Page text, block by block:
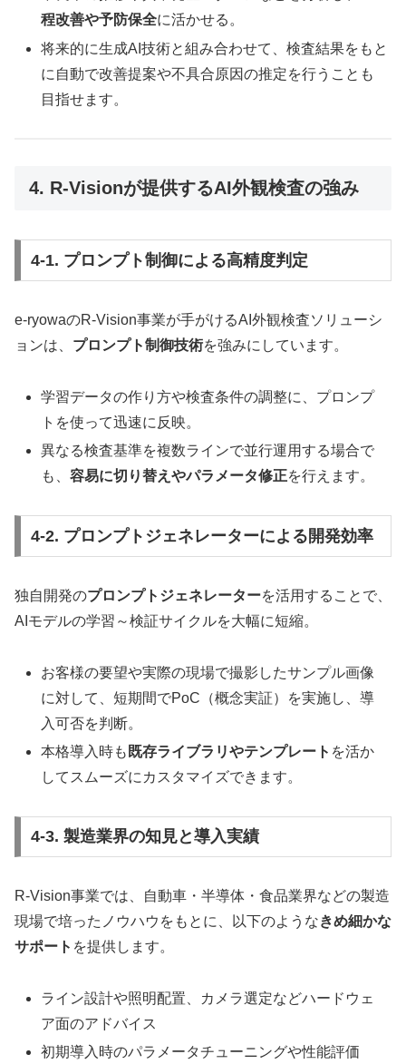
程改善や予防保全に活かせる。
将来的に生成AI技術と組み合わせて、検査結果をもと
に自動で改善提案や不具合原因の推定を行うことも
目指せます。
4. R-Visionが提供するAI外観検査の強み
4-1. プロンプト制御による高精度判定
e-ryowaのR-Vision事業が手がけるAI外観検査ソリューシ
ョンは、 プロンプト制御技術を強みにしています。
学習データの作り方や検査条件の調整に、プロンプ
トを使って迅速に反映。
異なる検査基準を複数ラインで並行運用する場合で
も、容易に切り替えやパラメータ修正を行えます。
4-2. プロンプトジェネレーターによる開発効率
独自開発のプロンプトジェネレーターを活用することで、
AIモデルの学習～検証サイクルを大幅に短縮。
お客様の要望や実際の現場で撮影したサンプル画像
に対して、短期間でPoC（概念実証）を実施し、導
入可否を判断。
本格導入時も 既存ライブラリやテンプレート を活か
してスムーズにカスタマイズできます。
4-3. 製造業界の知見と導入実績
R-Vision事業では、自動車・半導体・食品業界などの製造
現場で培ったノウハウをもとに、以下のようなきめ細かな
サポート を提供します。
ライン設計や照明配置、カメラ選定などハードウェ
ア面のアドバイス
初期導入時のパラメータチューニングや性能評価